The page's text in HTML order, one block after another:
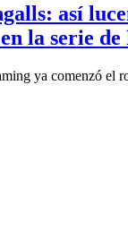
así
la serie
ya comenzó el